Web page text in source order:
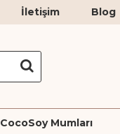
İletişim Blog
CocoSoy Mumları